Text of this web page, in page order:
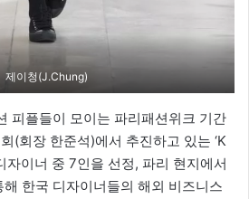
제이청(J.Chung)
피플들이 모이는 파리패션위크 기간
(회장 한준석)에서 추진하고 있는 ‘K
자이너 중 7인을 선정, 파리 현지에서
한국 디자이너들의 해외 비즈니스